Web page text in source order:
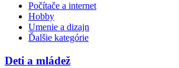
Počítače a internet
Hobby
Umenie a dizajn
Ďalšie kategórie
Deti a mládež